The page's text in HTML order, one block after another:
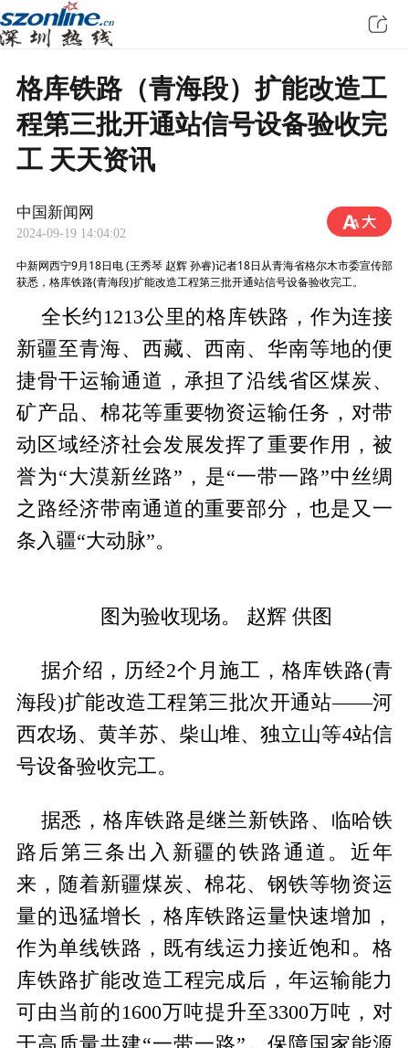
格库铁路（青海段）扩能改造工
程第三批开通站信号设备验收完
工 天天资讯
中国新闻网
2024-09-19 14:04:02
中新网西宁9月18日电 (王秀琴 赵辉 孙睿)记者18日从青海省格尔木市委宣传部
获悉，格库铁路(青海段)扩能改造工程第三批开通站信号设备验收完工。
全长约1213公里的格库铁路，作为连接
新疆至青海、西藏、西南、华南等地的便
捷骨干运输通道，承担了沿线省区煤炭、
矿产品、棉花等重要物资运输任务，对带
动区域经济社会发展发挥了重要作用，被
誉为“大漠新丝路”，是“一带一路”中丝绸
之路经济带南通道的重要部分，也是又一
条入疆“大动脉”。
图为验收现场。 赵辉 供图
据介绍，历经2个月施工，格库铁路(青
海段)扩能改造工程第三批次开通站——河
西农场、黄羊苏、柴山堆、独立山等4站信
号设备验收完工。
据悉，格库铁路是继兰新铁路、临哈铁
路后第三条出入新疆的铁路通道。近年
来，随着新疆煤炭、棉花、钢铁等物资运
量的迅猛增长，格库铁路运量快速增加，
作为单线铁路，既有线运力接近饱和。格
库铁路扩能改造工程完成后，年运输能力
可由当前的1600万吨提升至3300万吨，对